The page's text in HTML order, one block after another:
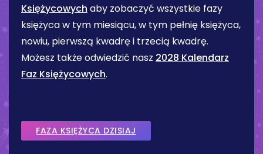
Księżycowych aby zobaczyć wszystkie fazy
księżyca w tym miesiącu, w tym pełnię księżyca,
nowiu, pierwszą kwadrę i trzecią kwadrę.
Możesz także odwiedzić nasz 2028 Kalendarz
Faz Księżycowych.
FAZA KSIĘŻYCA DZISIAJ